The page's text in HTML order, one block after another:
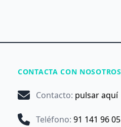
CONTACTA CON NOSOTROS
Contacto: pulsar aquí
Teléfono: 91 141 96 05